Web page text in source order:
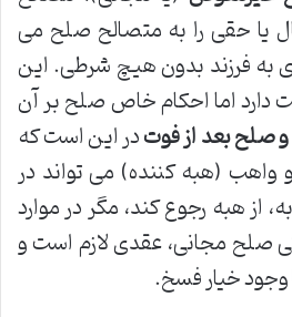
یا حقی را به متصالح صلح می
به فرزند بدون هیچ شرطی. این
اما احکام خاص صلح بر آن
صلح بعد از فوتدر این است که
(هبه کننده) می تواند در
از هبه رجوع کند، مگر در موارد
صلح مجانی، عقدی لازم است و
خیار فسخ.